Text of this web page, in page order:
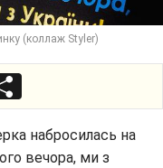
(коллаж Styler)
набросилась на
вечора, ми з